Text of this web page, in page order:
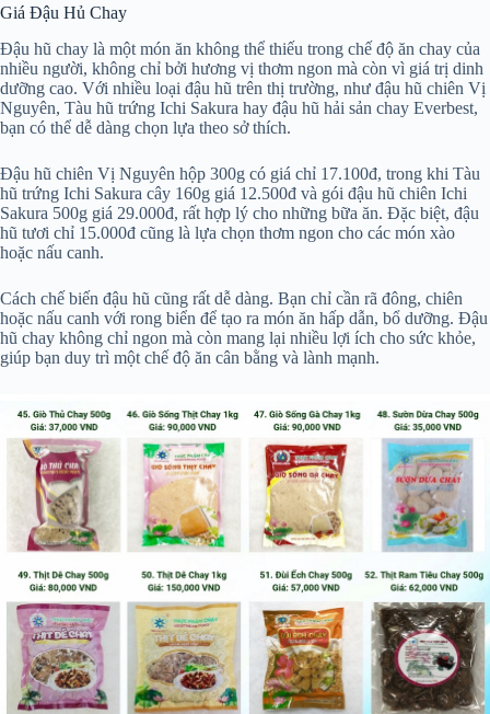
Giá Đậu Hủ Chay
Đậu hũ chay là một món ăn không thể thiếu trong chế độ ăn chay của
nhiều người, không chỉ bởi hương vị thơm ngon mà còn vì giá trị dinh
dưỡng cao. Với nhiều loại đậu hũ trên thị trường, như đậu hũ chiên Vị
Nguyên, Tàu hũ trứng Ichi Sakura hay đậu hũ hải sản chay Everbest,
bạn có thể dễ dàng chọn lựa theo sở thích.
Đậu hũ chiên Vị Nguyên hộp 300g có giá chỉ 17.100đ, trong khi Tàu
hũ trứng Ichi Sakura cây 160g giá 12.500đ và gói đậu hũ chiên Ichi
Sakura 500g giá 29.000đ, rất hợp lý cho những bữa ăn. Đặc biệt, đậu
hũ tươi chỉ 15.000đ cũng là lựa chọn thơm ngon cho các món xào
hoặc nấu canh.
Cách chế biến đậu hũ cũng rất dễ dàng. Bạn chỉ cần rã đông, chiên
hoặc nấu canh với rong biển để tạo ra món ăn hấp dẫn, bổ dưỡng. Đậu
hũ chay không chỉ ngon mà còn mang lại nhiều lợi ích cho sức khỏe,
giúp bạn duy trì một chế độ ăn cân bằng và lành mạnh.